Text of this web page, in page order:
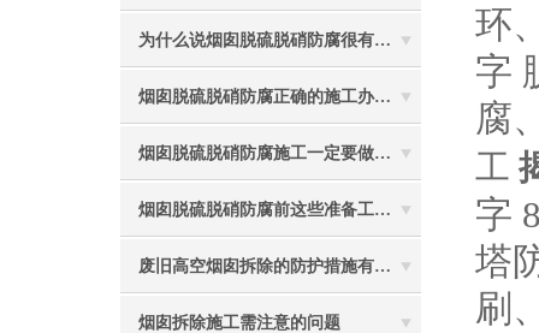
为什么说烟囱脱硫脱硝防腐很有必要
烟囱脱硫脱硝防腐正确的施工办法由高空防腐公司说与你听
烟囱脱硫脱硝防腐施工一定要做好防护工作
烟囱脱硫脱硝防腐前这些准备工作要做到位
废旧高空烟囱拆除的防护措施有哪些？
烟囱拆除施工需注意的问题
环
字
腐
工
字
塔
刷